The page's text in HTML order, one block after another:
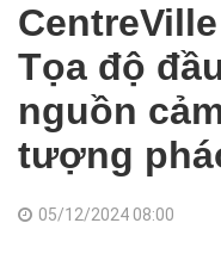
Tọa độ
nguồn
tượng
05/12/2024 08:00